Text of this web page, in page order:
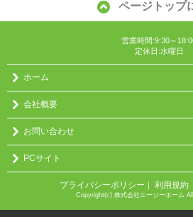
ページトップ
営業時間:9:30～
定休日:水曜日
ホーム
会社概要
お問い合わせ
PCサイト
プライバシーポリシー ｜ 利用規約
Copyright(c) 株式会社エージーホーム